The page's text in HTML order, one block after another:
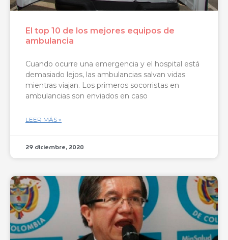
El top 10 de los mejores equipos de
ambulancia
Cuando ocurre una emergencia y el hospital está
demasiado lejos, las ambulancias salvan vidas
mientras viajan. Los primeros socorristas en
ambulancias son enviados en caso
LEER MÁS »
29 diciembre, 2020